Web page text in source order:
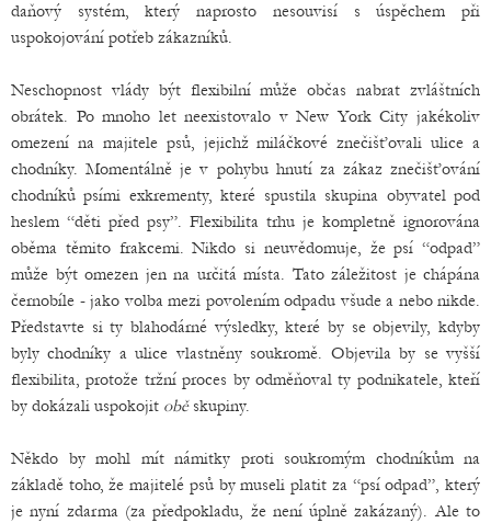
daňový systém, který naprosto nesouvisí s úspěchem při
uspokojování potřeb zákazníků.
Neschopnost vlády být flexibilní může občas nabrat zvláštních
obrátek. Po mnoho let neexistovalo v New York City jakékoliv
omezení na majitele psů, jejichž miláčkové znečišťovali ulice a
chodníky. Momentálně je v pohybu hnutí za zákaz znečišťování
chodníků psími exkrementy, které spustila skupina obyvatel pod
heslem “děti před psy”. Flexibilita trhu je kompletně ignorována
oběma těmito frakcemi. Nikdo si neuvědomuje, že psí “odpad”
může být omezen jen na určitá místa. Tato záležitost je chápána
černobíle - jako volba mezi povolením odpadu všude a nebo nikde.
Představte si ty blahodárné výsledky, které by se objevily, kdyby
byly chodníky a ulice vlastněny soukromě. Objevila by se vyšší
flexibilita, protože tržní proces by odměňoval ty podnikatele, kteří
by dokázali uspokojit oběskupiny.
Někdo by mohl mít námitky proti soukromým chodníkům na
základě toho, že majitelé psů by museli platit za “psí odpad”, který
je nyní zdarma (za předpokladu, že není úplně zakázaný). Ale to